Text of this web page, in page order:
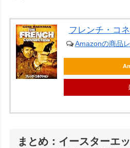
フレンチ・コ
Amazonの商品
まとめ：イースターエ